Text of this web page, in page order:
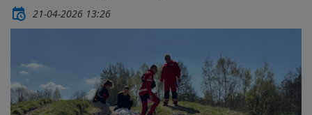
21-04-2026 13:26